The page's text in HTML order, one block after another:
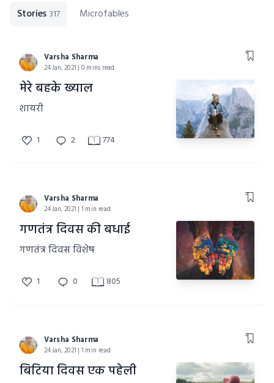
Stories 317 Microfables
Varsha Sharma
24 Jan, 2021 | 0 mins read
मेरे बहके ख्याल
शायरी
1 2 774
Varsha Sharma
24 Jan, 2021 | 1 min read
गणतंत्र दिवस की बधाई
गणतंत्र दिवस विशेष
1 0 805
Varsha Sharma
24 Jan, 2021 | 1 min read
बिटिया दिवस एक पहेली